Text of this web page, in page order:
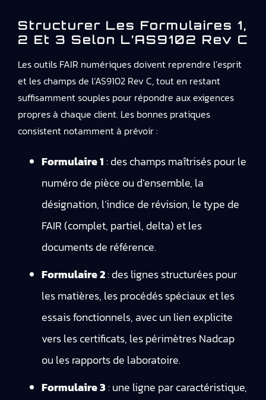
Structurer Les Formulaires 1,
2 Et 3 Selon L’AS9102 Rev C
Les outils FAIR numériques doivent reprendre l’esprit
et les champs de l’AS9102 Rev C, tout en restant
suffisamment souples pour répondre aux exigences
propres à chaque client. Les bonnes pratiques
consistent notamment à prévoir :
Formulaire 1 : des champs maîtrisés pour le
numéro de pièce ou d’ensemble, la
désignation, l’indice de révision, le type de
FAIR (complet, partiel, delta) et les
documents de référence.
Formulaire 2: des lignes structurées pour
les matières, les procédés spéciaux et les
essais fonctionnels, avec un lien explicite
vers les certificats, les périmètres Nadcap
ou les rapports de laboratoire.
Formulaire 3: une ligne par caractéristique,